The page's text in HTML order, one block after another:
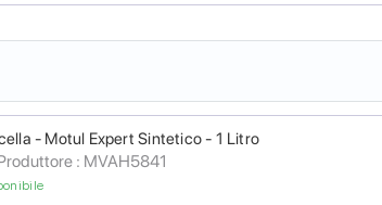
- Motul Expert Sintetico - 1 Litro
: MVAH5841